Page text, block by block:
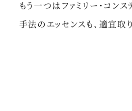
もう一つはファミリー・コン
手法のエッセンスも、適宜取